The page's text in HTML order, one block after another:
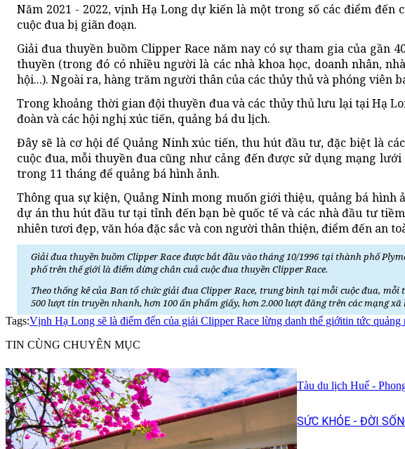
Năm 2021 - 2022, vịnh Hạ Long dự kiến là một trong số các điểm đến
cuộc đua bị giãn đoạn.
Giải đua thuyền buồm Clipper Race năm nay có sự tham gia của
thuyền (trong đó có nhiều người là các nhà khoa học, doanh nhân,
hội...). Ngoài ra, hàng trăm người thân của các thủy thủ và phóng viên
Trong khoảng thời gian đội thuyền đua và các thủy thủ lưu lại tại Hạ
đoàn và các hội nghị xúc tiến, quảng bá du lịch.
Đây sẽ là cơ hội để Quảng Ninh xúc tiến, thu hút đầu tư, đặc biệt là
cuộc đua, mỗi thuyền đua cũng như cảng đến được sử dụng mạng
trong 11 tháng để quảng bá hình ảnh.
Thông qua sự kiện, Quảng Ninh mong muốn giới thiệu, quảng bá
dự án thu hút đầu tư tại tỉnh đến bạn bè quốc tế và các nhà đầu tư
nhiên tươi đẹp, văn hóa đặc sắc và con người thân thiện, điểm đến an
Giải đua thuyền buồm Clipper Race được bắt đầu vào tháng 10/1996 tại thành phố
phố trên thế giới là điểm dừng chân cuả cuộc đua thuyền Clipper Race.
Theo thống kê của Ban tổ chức giải đua Clipper Race, trung bình tại mỗi cuộc đua,
500 lượt tin truyền nhanh, hơn 100 ấn phẩm giấy, hơn 2.000 lượt đăng trên các mạng
Tags:Vịnh Hạ Long sẽ là điểm đến của giải Clipper Race lừng danh thế giớitin tức quảng
TIN CÙNG CHUYÊN MỤC
Tàu du lịch Huế -
SỨC KHỎE - ĐỜI